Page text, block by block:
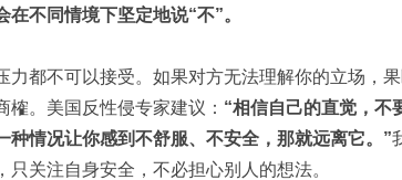
在不同情境下坚定地说“不”。
力都不可以接受。如果对方无法理解你的立场，
榷。美国反性侵专家建议： “相信自己的直觉，不
种情况让你感到不舒服、不安全，那就远离它。”
只关注自身安全，不必担心别人的想法。